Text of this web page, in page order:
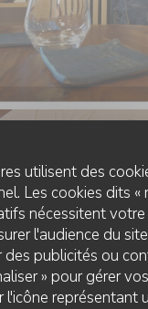
utilisent des
Les cookies dits
nécessitent
l'audience du
publicités ou
» pour gérer
représentant